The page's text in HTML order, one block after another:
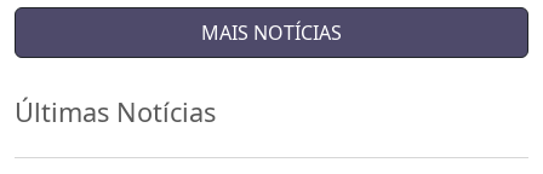
MAIS NOTÍCIAS
Últimas Notícias